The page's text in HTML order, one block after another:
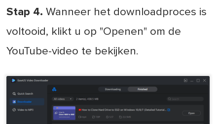
Stap 4. Wanneer het downloadproces is
voltooid, klikt u op "Openen" om de
YouTube-video te bekijken.